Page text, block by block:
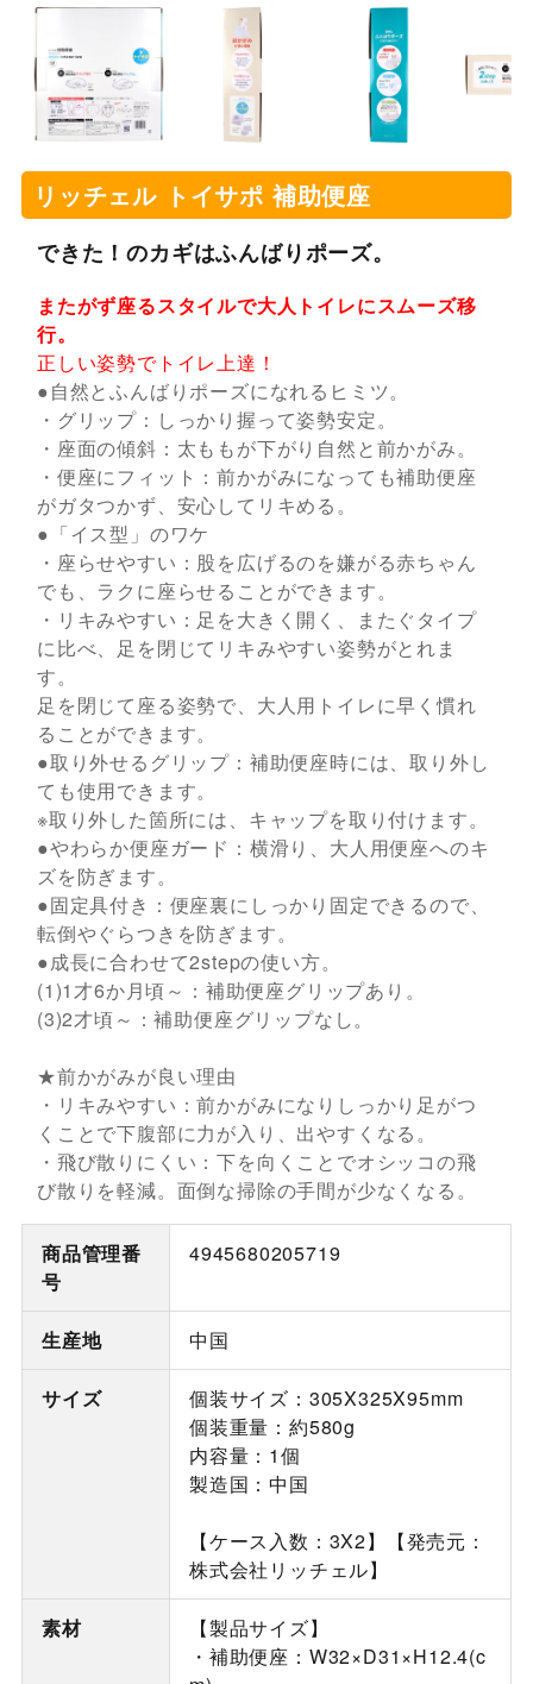
リッチェル トイサポ 補助便座
できた！のカギはふんばりポーズ。
またがず座るスタイルで大人トイレにスムーズ移
行。
正しい姿勢でトイレ上達！
●自然とふんばりポーズになれるヒミツ。
・グリップ：しっかり握って姿勢安定。
・座面の傾斜：太ももが下がり自然と前かがみ。
・便座にフィット：前かがみになっても補助便座
がガタつかず、安心してリキめる。
●「イス型」のワケ
・座らせやすい：股を広げるのを嫌がる赤ちゃん
でも、ラクに座らせることができます。
・リキみやすい：足を大きく開く、またぐタイプ
に比べ、足を閉じてリキみやすい姿勢がとれま
す。
足を閉じて座る姿勢で、大人用トイレに早く慣れ
ることができます。
●取り外せるグリップ：補助便座時には、取り外し
ても使用できます。
※取り外した箇所には、キャップを取り付けます。
●やわらか便座ガード：横滑り、大人用便座へのキ
ズを防ぎます。
●固定具付き：便座裏にしっかり固定できるので、
転倒やぐらつきを防ぎます。
●成長に合わせて2stepの使い方。
(1)1才6か月頃～：補助便座グリップあり。
(3)2才頃～：補助便座グリップなし。
★前かがみが良い理由
・リキみやすい：前かがみになりしっかり足がつ
くことで下腹部に力が入り、出やすくなる。
・飛び散りにくい：下を向くことでオシッコの飛
び散りを軽減。面倒な掃除の手間が少なくなる。
商品管理番
号
4945680205719
生産地 中国
サイズ
個装サイズ：305X325X95mm
個装重量：約580g
内容量：1個
製造国：中国
【ケース入数：3X2】【発売元：
株式会社リッチェル】
素材
【製品サイズ】
・補助便座：W32×D31×H12.4(c